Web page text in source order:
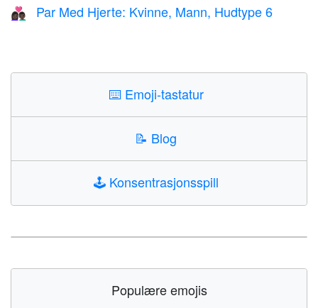
👩🏿‍❤️‍👨🏿 Par Med Hjerte: Kvinne, Mann, Hudtype 6
⌨️ Emoji-tastatur
📝 Blog
🕹️ Konsentrasjonsspill
Populære emojis